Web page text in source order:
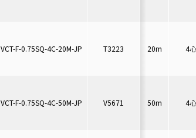
VCT-F-0.75SQ-4C-20M-JP T3223
VCT-F-0.75SQ-4C-50M-JP V5671
20m 4心
50m 4心